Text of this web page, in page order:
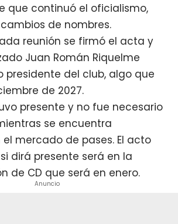
que continuó el oficialismo,
de nombres.
reunión se firmó el acta y
Juan Román Riquelme
presidente del club, algo que
de 2027.
presente y no fue necesario
se encuentra
mercado de pases. El acto
dirá presente será en la
de CD que será en enero.
Anuncio